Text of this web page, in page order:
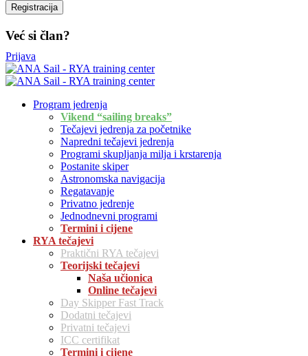
Već si član?
Prijava
Program jedrenja
Vikend “sailing breaks”
Tečajevi jedrenja za početnike
Napredni tečajevi jedrenja
Programi skupljanja milja i krstarenja
Postanite skiper
Astronomska navigacija
Regatavanje
Privatno jedrenje
Jednodnevni programi
Termini i cijene
RYA tečajevi
Praktični RYA tečajevi
Teorijski tečajevi
Naša učionica
Online tečajevi
Day Skipper Fast Track
Dodatni tečajevi
Privatni tečajevi
ICC certifikat
Termini i cijene